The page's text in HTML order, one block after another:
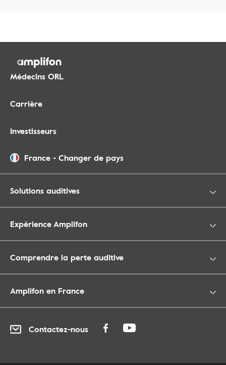
Médecins ORL
Carrière
Investisseurs
France - Changer de pays
Solutions auditives
Expérience Amplifon
Comprendre la perte auditive
Amplifon en France
Contactez-nous